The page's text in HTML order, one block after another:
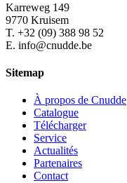
Karreweg 149
9770 Kruisem
T. +32 (09) 388 98 52
E. info@cnudde.be
Sitemap
À propos de Cnudde
Catalogue
Télécharger
Service
Actualités
Partenaires
Contact